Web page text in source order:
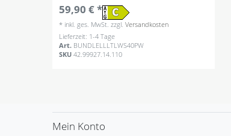
59,90 € *
* inkl. ges. MwSt. zzgl.Versandkosten
Lieferzeit: 1-4 Tage
Art. BUNDLELLLTLWS40PW
SKU42.99927.14.110
Mein Konto